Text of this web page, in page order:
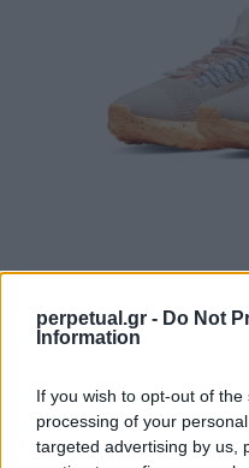
perpetual.gr - Do Not
Information
If you wish to opt-out of
processing of your
targeted advertising by us,